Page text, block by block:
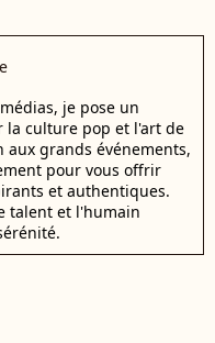
je pose un
la culture pop et l'art de
aux grands événements,
pour vous offrir
et authentiques.
talent et l'humain